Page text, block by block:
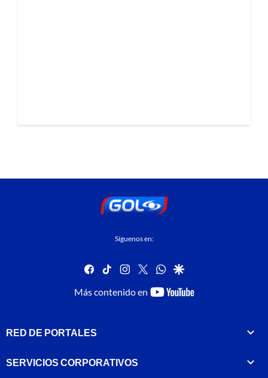
Síguenos en:
facebook
tiktok instagram
twitterwhatsapp
google
Más contenido en
youtube-
RED DE PORTALES
SERVICIOS CORPORATIVOS